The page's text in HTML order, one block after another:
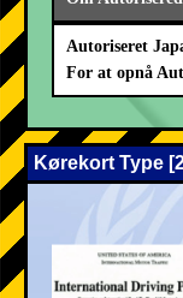
Autoriseret
For at opnå
Kørekort Type